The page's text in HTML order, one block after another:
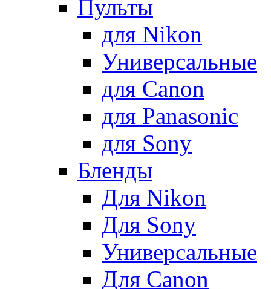
Пульты
для Nikon
Универсальные
для Canon
для Panasonic
для Sony
Бленды
Для Nikon
Для Sony
Универсальные
Для Canon